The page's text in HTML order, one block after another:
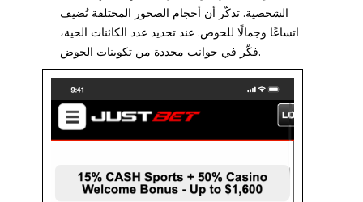
الشخصية. تذكّر أن أحجام الصخور المختلفة تُضيف
اتساعًا وجمالًا للحوض. عند تحديد عدد الكائنات الحية،
فكّر في جوانب محددة من تكوينات الحوض.